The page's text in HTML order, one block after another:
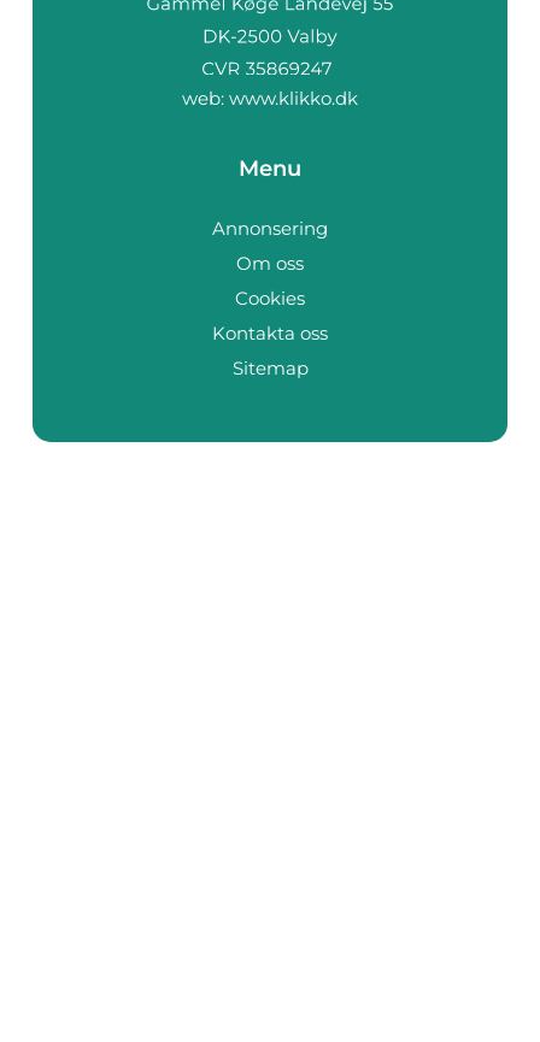
web: www.klikko.dk
Menu
Annonsering
Om oss
Cookies
Kontakta oss
Sitemap